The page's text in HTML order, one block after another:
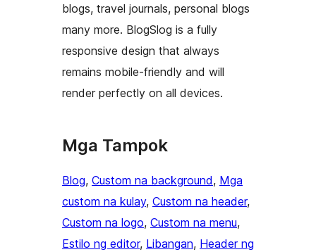
blogs, travel journals, personal blogs
many more. BlogSlog is a fully
responsive design that always
remains mobile-friendly and will
render perfectly on all devices.
Mga Tampok
Blog, Custom na background, Mga
custom na kulay, Custom na header
Custom na logo, Custom na menu
Estilo ng editor, Libangan, Header ng